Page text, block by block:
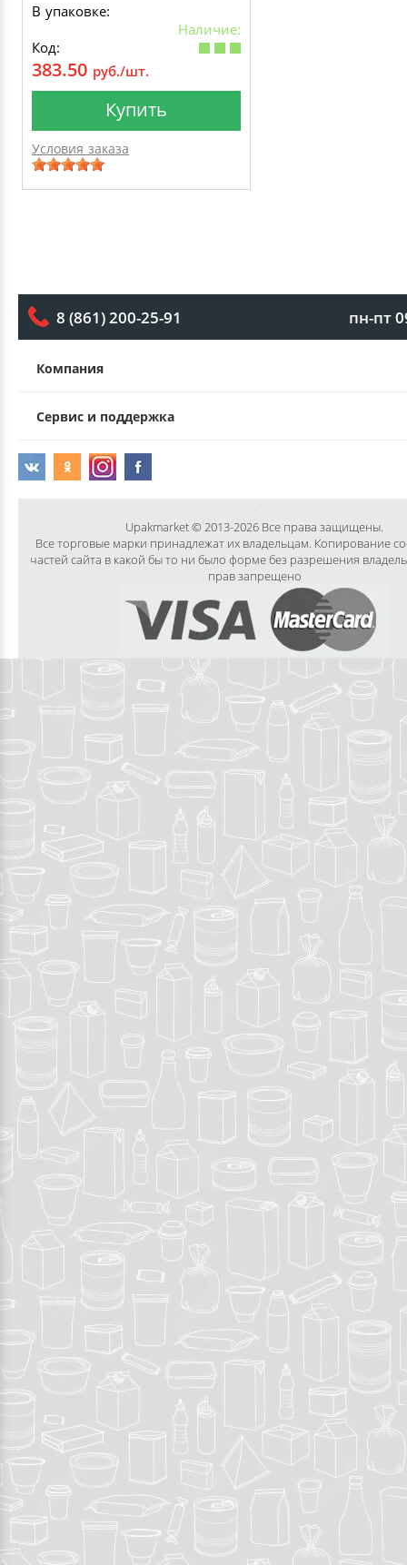
В упаковке:
Наличие:
Код:
383.50 руб./шт.
Купить
Условия заказа
8 (861) 200-25-91 пн-пт
Компания
Сервис и поддержка
Upakmarket © 2013-2026 Все права защищены.
Все торговые марки принадлежат их владельцам. Копирование
частей сайта в какой бы то ни было форме без разрешения
прав запрещено